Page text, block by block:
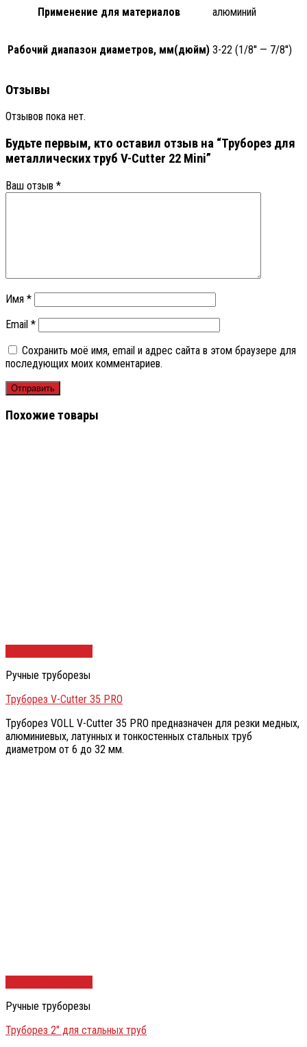
Применение для материалов алюминий
Рабочий диапазон диаметров, мм(дюйм) 3-22 (1/8'' — 7/8'')
Отзывы
Отзывов пока нет.
Будьте первым, кто оставил отзыв на “Труборез для
металлических труб V-Cutter 22 Mini”
Ваш отзыв *
Имя *
Email *
Сохранить моё имя, email и адрес сайта в этом браузере для
последующих моих комментариев.
Похожие товары
Ручные труборезы
Труборез V-Cutter 35 PRO
Труборез VOLL V-Cutter 35 PRO предназначен для резки медных,
алюминиевых, латунных и тонкостенных стальных труб
диаметром от 6 до 32 мм.
Ручные труборезы
Труборез 2″ для стальных труб